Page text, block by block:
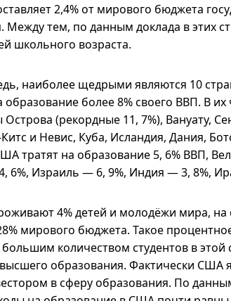
2,4% от мирового бюджета
Между тем, по данным доклада в этих
школьного возраста.
наиболее щедрыми являются 10
образование более 8% своего ВВП. В их
(рекордные 11, 7%), Вануату,
и Невис, Куба, Исландия, Дания,
тратят на образование 5, 6% ВВП,
6%, Израиль — 6, 9%, Индия — 3, 8%,
4% детей и молодёжи мира, на
мирового бюджета. Такое
количеством студентов в этой
образования. Фактически США
в сферу образования. По